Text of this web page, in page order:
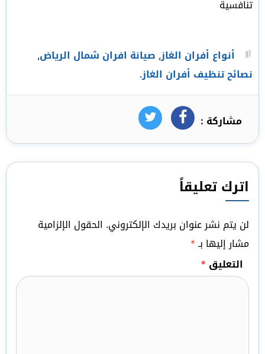
تنافسية
أنواع أفران الغاز, صيانة افران شمال الرياض,
نصائح تنظيف أفران الغاز.
مشاركة : فيسبوكتويتر
اترك تعليقاً
لن يتم نشر عنوان بريدك الإلكتروني. الحقول الإلزامية
مشار إليها بـ*
التعليق *